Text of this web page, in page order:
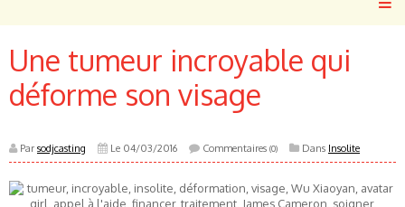
Une tumeur incroyable qui
déforme son visage
Par sodjcasting Le 04/03/2016 Commentaires (0) Dans Insolite